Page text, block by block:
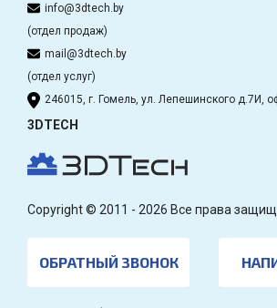
info@3dtech.by
(отдел продаж)
mail@3dtech.by
(отдел услуг)
246015, г. Гомель, ул. Лепешинского д.7И,
3DTECH
Copyright © 2011 - 2026 Все права
ОБРАТНЫЙ ЗВОНОК